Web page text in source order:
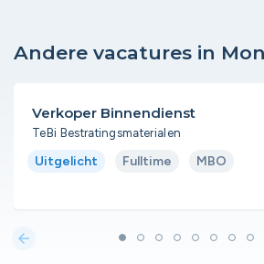
Andere vacatures in
Verkoper Binnendienst
TeBi Bestratingsmaterialen
Uitgelicht Fulltime MBO
arrow_back